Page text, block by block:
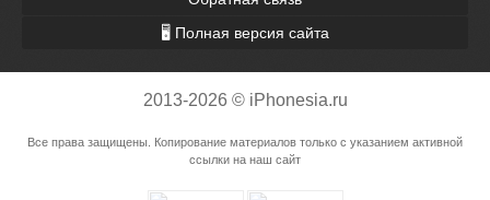
🖥 Полная версия сайта
2013-2026 © iPhonesia.ru
Все права защищены. Копирование материалов только с указанием активной
ссылки на наш сайт